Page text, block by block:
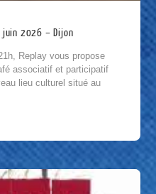
juin 2026 – Dijon
Replay vous propose
associatif et participatif
lieu culturel situé au